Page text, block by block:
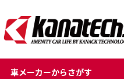
ン
テ
ビ
ゲ
車メーカーからさがす